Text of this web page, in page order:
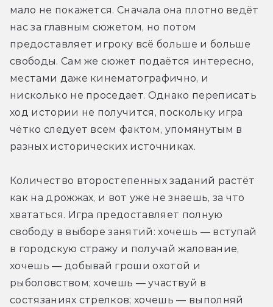
мало не покажется. Сначала она плотно ведёт
нас за главным сюжетом, но потом
предоставляет игроку всё больше и больше
свободы. Сам же сюжет подаётся интересно,
местами даже кинематографично, и
нисколько не проседает. Однако переписать
ход истории не получится, поскольку игра
чётко следует всем фактом, упомянутым в
разных исторических источниках.
Количество второстепенных заданий растёт
как на дрожжах, и вот уже не знаешь, за что
хвататься. Игра предоставляет полную
свободу в выборе занятий: хочешь — вступай
в городскую стражу и получай жалование,
хочешь — добывай гроши охотой и
рыболовством; хочешь — участвуй в
состязаниях стрелков; хочешь — выполняй